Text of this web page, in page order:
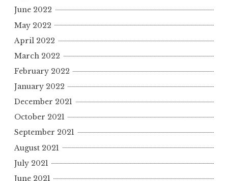
June 2022
May 2022
April 2022
March 2022
February 2022
January 2022
December 2021
October 2021
September 2021
August 2021
July 2021
June 2021